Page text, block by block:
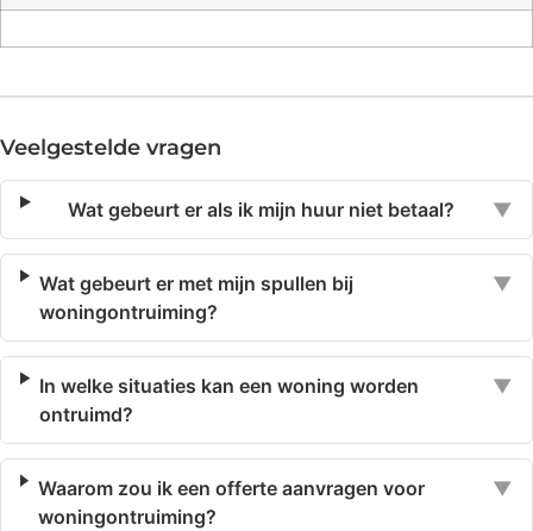
Veelgestelde vragen
Wat gebeurt er als ik mijn huur niet betaal? ▼
Wat gebeurt er met mijn spullen bij
woningontruiming?
▼
In welke situaties kan een woning worden
ontruimd?
▼
Waarom zou ik een offerte aanvragen voor
woningontruiming?
▼